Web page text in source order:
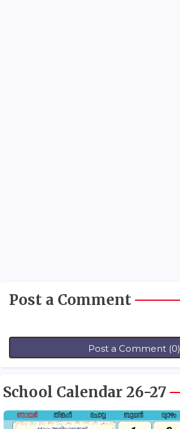
Post a Comment
Post a Comment (0)
School Calendar 26-27